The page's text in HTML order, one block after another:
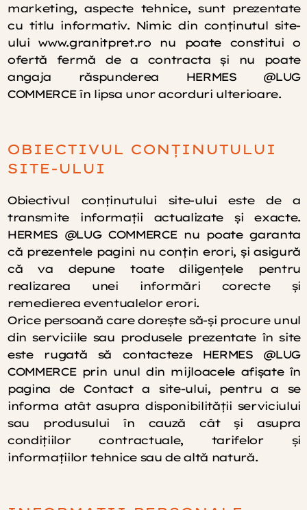
marketing, aspecte tehnice, sunt prezentate
cu titlu informativ. Nimic din conținutul site-
ului www.granitpret.ro nu poate constitui o
ofertă fermă de a contracta și nu poate
angaja răspunderea HERMES @LUG
COMMERCE în lipsa unor acorduri ulterioare.
OBIECTIVUL CONȚINUTULUI
SITE-ULUI
Obiectivul conţinutului site-ului este de a
transmite informaţii actualizate şi exacte.
HERMES @LUG COMMERCE nu poate garanta
că prezentele pagini nu conţin erori, şi asigură
că va depune toate diligenţele pentru
realizarea unei informări corecte şi
remedierea eventualelor erori.
Orice persoană care doreşte să-şi procure unul
din serviciile sau produsele prezentate în site
este rugată să contacteze HERMES @LUG
COMMERCE prin unul din mijloacele afişate în
pagina de Contact a site-ului, pentru a se
informa atât asupra disponibilităţii serviciului
sau produsului în cauză cât şi asupra
condiţiilor contractuale, tarifelor şi
informaţiilor tehnice sau de altă natură.